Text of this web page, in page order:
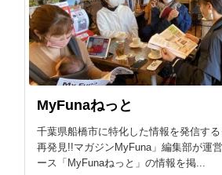
MyFunaねっと
千葉県船橋市に特化した情報を発信す
再発見!!マガジンMyFuna」編集部が運
ース「MyFunaねっと」の情報を掲...